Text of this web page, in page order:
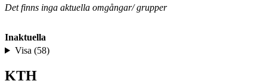
Det finns inga aktuella omgångar/ grupper
Inaktuella
Visa (58)
KTH